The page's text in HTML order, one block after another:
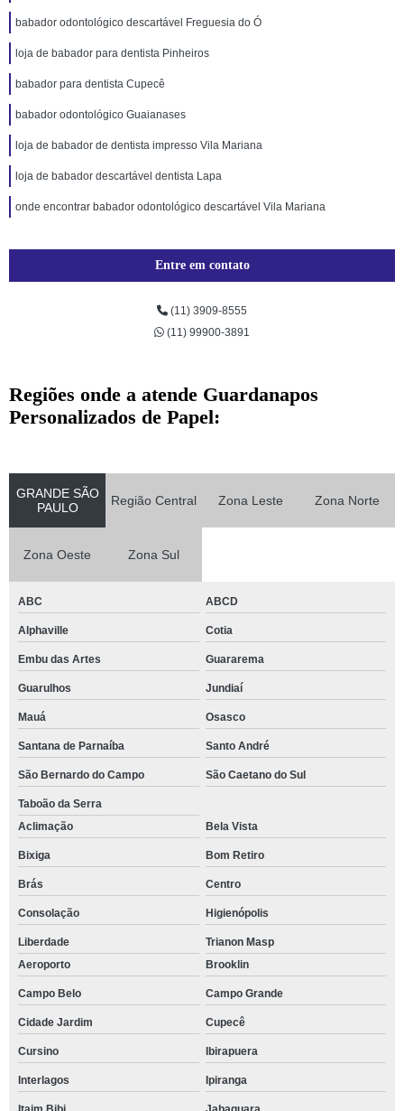
babador odontológico descartável Freguesia do Ó
loja de babador para dentista Pinheiros
babador para dentista Cupecê
babador odontológico Guaianases
loja de babador de dentista impresso Vila Mariana
loja de babador descartável dentista Lapa
onde encontrar babador odontológico descartável Vila Mariana
Entre em contato
(11) 3909-8555
(11) 99900-3891
Regiões onde a atende Guardanapos
Personalizados de Papel:
GRANDE SÃO
PAULO
Região Central Zona Leste Zona Norte
Zona Oeste Zona Sul
ABC ABCD
Alphaville Cotia
Embu das Artes Guararema
Guarulhos Jundiaí
Mauá Osasco
Santana de Parnaíba Santo André
São Bernardo do Campo São Caetano do Sul
Taboão da Serra
Aclimação
Bela Vista
Bixiga Bom Retiro
Brás Centro
Consolação Higienópolis
Liberdade
Trianon Masp
Aeroporto
Brooklin
Campo Belo Campo Grande
Cidade Jardim Cupecê
Cursino Ibirapuera
Interlagos Ipiranga